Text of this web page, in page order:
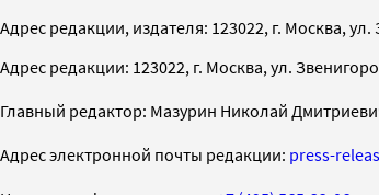
Адрес редакции, издателя: 123022, г. Москва, ул.
Адрес редакции: 123022, г. Москва, ул.
Главный редактор: Мазурин Николай
Адрес электронной почты редакции: press-